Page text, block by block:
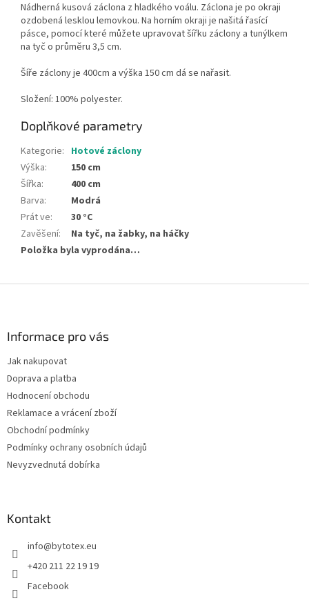
Nádherná kusová záclona z hladkého voálu. Záclona je po okraji
ozdobená lesklou lemovkou. Na horním okraji je našitá řasící
pásce, pomocí které můžete upravovat šířku záclony a tunýlkem
na tyč o průměru 3,5 cm.
Šíře záclony je 400cm a výška 150 cm dá se nařasit.
Složení: 100% polyester.
Doplňkové parametry
Kategorie: Hotové záclony
Výška:
150 cm
Šířka:
400 cm
Barva:
Modrá
Prát ve:
30 °C
Zavěšení:
Na tyč, na žabky, na háčky
Položka byla vyprodána…
Informace pro vás
Jak nakupovat
Doprava a platba
Hodnocení obchodu
Reklamace a vrácení zboží
Obchodní podmínky
Podmínky ochrany osobních údajů
Nevyzvednutá dobírka
Kontakt
info@bytotex.eu
+420 211 22 19 19
Facebook